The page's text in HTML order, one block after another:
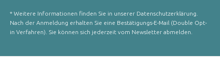
* Weitere Informationen finden Sie in unserer Datenschutzerklärung.
Nach der Anmeldung erhalten Sie eine Bestätigungs-E-Mail (Double Opt-
in Verfahren). Sie können sich jederzeit vom Newsletter abmelden.